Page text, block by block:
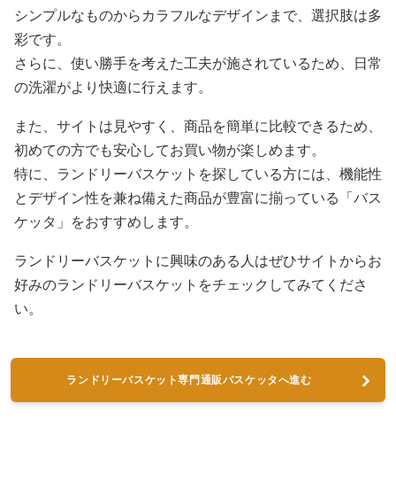
シンプルなものからカラフルなデザインまで、選択肢は多
彩です。
さらに、使い勝手を考えた工夫が施されているため、日常
の洗濯がより快適に行えます。
また、サイトは見やすく、商品を簡単に比較できるため、
初めての方でも安心してお買い物が楽しめます。
特に、ランドリーバスケットを探している方には、機能性
とデザイン性を兼ね備えた商品が豊富に揃っている「バス
ケッタ」をおすすめします。
ランドリーバスケットに興味のある人はぜひサイトからお
好みのランドリーバスケットをチェックしてみてくださ
い。
ランドリーバスケット専門通販バスケッタへ進む